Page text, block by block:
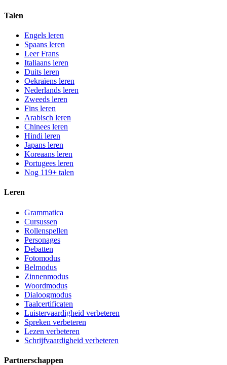
Talen
Engels leren
Spaans leren
Leer Frans
Italiaans leren
Duits leren
Oekraïens leren
Nederlands leren
Zweeds leren
Fins leren
Arabisch leren
Chinees leren
Hindi leren
Japans leren
Koreaans leren
Portugees leren
Nog 119+ talen
Leren
Grammatica
Cursussen
Rollenspellen
Personages
Debatten
Fotomodus
Belmodus
Zinnenmodus
Woordmodus
Dialoogmodus
Taalcertificaten
Luistervaardigheid verbeteren
Spreken verbeteren
Lezen verbeteren
Schrijfvaardigheid verbeteren
Partnerschappen